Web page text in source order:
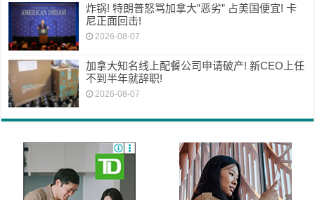
炸锅! 特朗普怒骂加拿大”恶劣” 占美国便宜! 卡
尼正面回击!
2026-08-07
加拿大知名线上配餐公司申请破产! 新CEO上任
不到半年就辞职!
2026-08-07